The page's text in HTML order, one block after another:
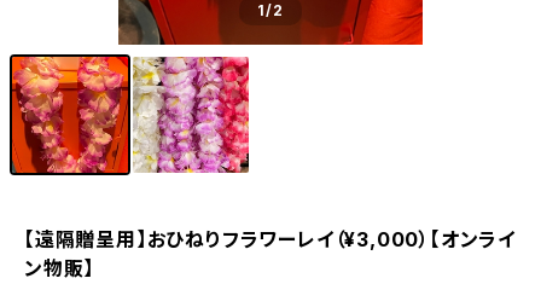
1/2
【遠隔贈呈用】おひねりフラワーレイ（¥3,000）【オンライ
ン物販】